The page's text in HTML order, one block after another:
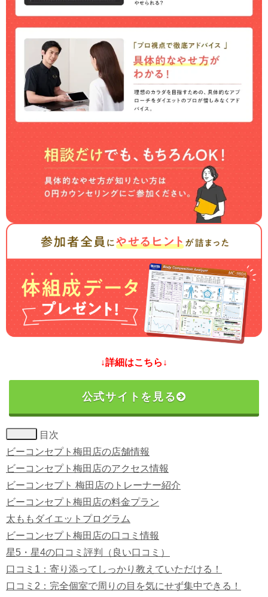
↓詳細はこちら↓
公式サイトを見る
目次
ビーコンセプト梅田店の店舗情報
ビーコンセプト梅田店のアクセス情報
ビーコンセプト 梅田店のトレーナー紹介
ビーコンセプト梅田店の料金プラン
太ももダイエットプログラム
ビーコンセプト梅田店の口コミ情報
星5・星4の口コミ評判（良い口コミ）
口コミ1：寄り添ってしっかり教えていただける！
口コミ2： 完全個室で周りの目を気にせず集中できる！